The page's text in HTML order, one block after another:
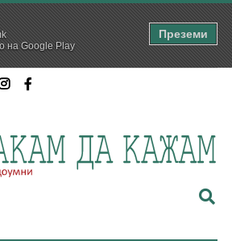
на Google Play
Преземи